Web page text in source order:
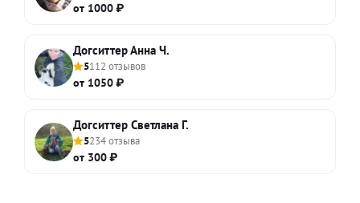
от 1000 ₽
Догситтер Анна Ч.
5112 отзывов
от 1050 ₽
Догситтер Светлана Г.
5234 отзыва
от 300 ₽